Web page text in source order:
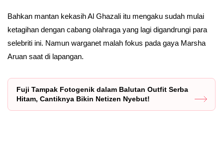
Bahkan mantan kekasih Al Ghazali itu mengaku sudah mulai
ketagihan dengan cabang olahraga yang lagi digandrungi para
selebriti ini. Namun warganet malah fokus pada gaya Marsha
Aruan saat di lapangan.
Fuji Tampak Fotogenik dalam Balutan Outfit Serba
Hitam, Cantiknya Bikin Netizen Nyebut!